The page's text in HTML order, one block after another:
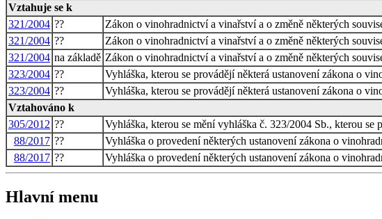
Vztahuje se k
321/2004 ??
Zákon o vinohradnictví a vinařství a o změně některých
321/2004 ??
Zákon o vinohradnictví a vinařství a o změně některých
321/2004 na základě Zákon o vinohradnictví a vinařství a o změně některých
323/2004 ??
Vyhláška, kterou se provádějí některá ustanovení zákona o
323/2004 ??
Vyhláška, kterou se provádějí některá ustanovení zákona o
Vztahováno k
305/2012 ??
Vyhláška, kterou se mění vyhláška č. 323/2004 Sb., kterou
88/2017 ??
Vyhláška o provedení některých ustanovení zákona o
88/2017 ?? Vyhláška o provedení některých ustanovení zákona o
Hlavní menu